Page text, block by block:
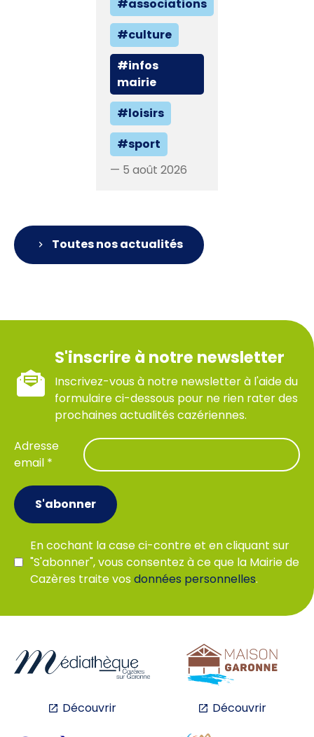
#associations
#culture
#infos
mairie
#loisirs
#sport
— 5 août 2026
Toutes nos actualités
S'inscrire à notre newsletter
Inscrivez-vous à notre newsletter à l'aide du
formulaire ci-dessous pour ne rien rater des
prochaines actualités cazériennes.
Adresse
email *
En cochant la case ci-contre et en cliquant sur
"S'abonner", vous consentez à ce que la Mairie de
Cazères traite vosdonnées personnelles.
S'abonner
Découvrir Découvrir